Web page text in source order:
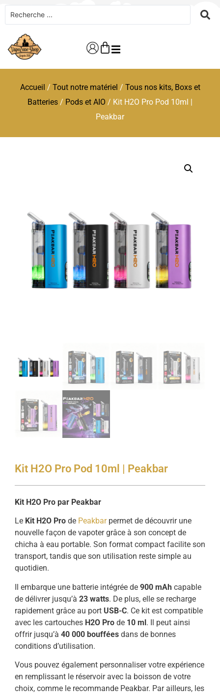
Accueil / Tout notre matériel / Tous nos kits, Boxs et
Batteries / Pods et AIO / Kit H2O Pro Pod 10ml |
Peakbar
Kit H2O Pro Pod 10ml | Peakbar
Kit H2O Pro par Peakbar
Le Kit H2O Pro de Peakbarpermet de découvrir une
nouvelle façon de vapoter grâce à son concept de
chicha à eau portable. Son format compact facilite son
transport, tandis que son utilisation reste simple au
quotidien.
Il embarque une batterie intégrée de 900 mAh capable
de délivrer jusqu’à 23 watts. De plus, elle se recharge
rapidement grâce au port USB-C. Ce kit est compatible
avec les cartouches H2O Pro de 10 ml. Il peut ainsi
offrir jusqu’à 40 000 bouffées dans de bonnes
conditions d’utilisation.
Vous pouvez également personnaliser votre expérience
en remplissant le réservoir avec la boisson de votre
choix, comme le recommande Peakbar. Par ailleurs, les